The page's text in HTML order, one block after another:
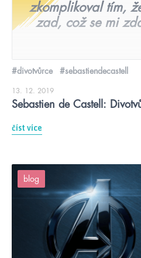
zkomplikoval tím,
zad, což se mi
#divotvůrce #sebastiendecastell
13. 12. 2019
Sebastien de Castell:
číst více
blog